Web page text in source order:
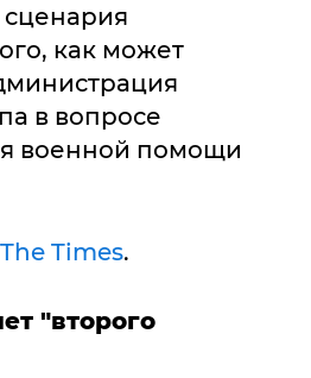
как может
в вопросе
военной помощи
The Times.
"второго